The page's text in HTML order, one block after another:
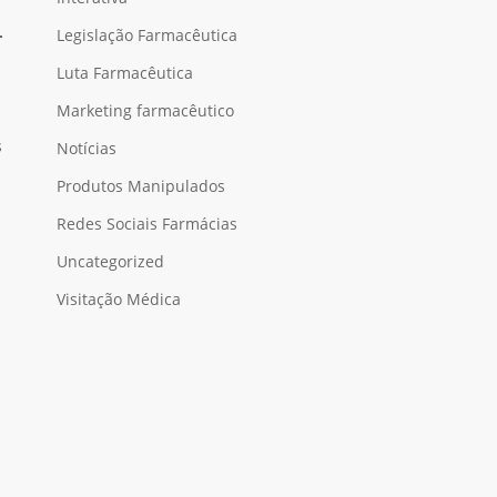
Legislação Farmacêutica
Luta Farmacêutica
Marketing farmacêutico
Notícias
Produtos Manipulados
Redes Sociais Farmácias
Uncategorized
Visitação Médica